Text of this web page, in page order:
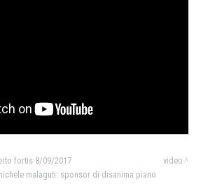
fortis 8/09/2017
malaguti: sponsor di disanima piano
video